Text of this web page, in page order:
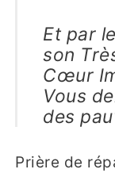
Et par
son
Cœur
Vous
des
Prière de